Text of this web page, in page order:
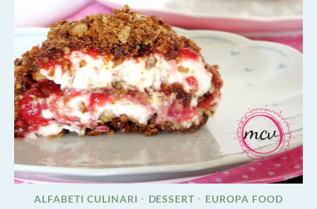
ALFABETI CULINARI • DESSERT • EUROPA FOOD